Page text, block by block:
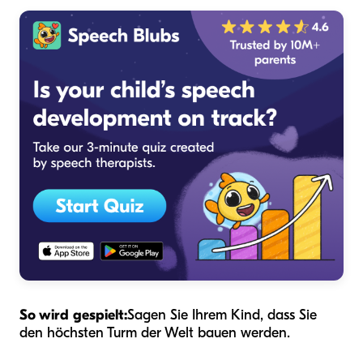
So wird gespielt:Sagen Sie Ihrem Kind, dass Sie
den höchsten Turm der Welt bauen werden.